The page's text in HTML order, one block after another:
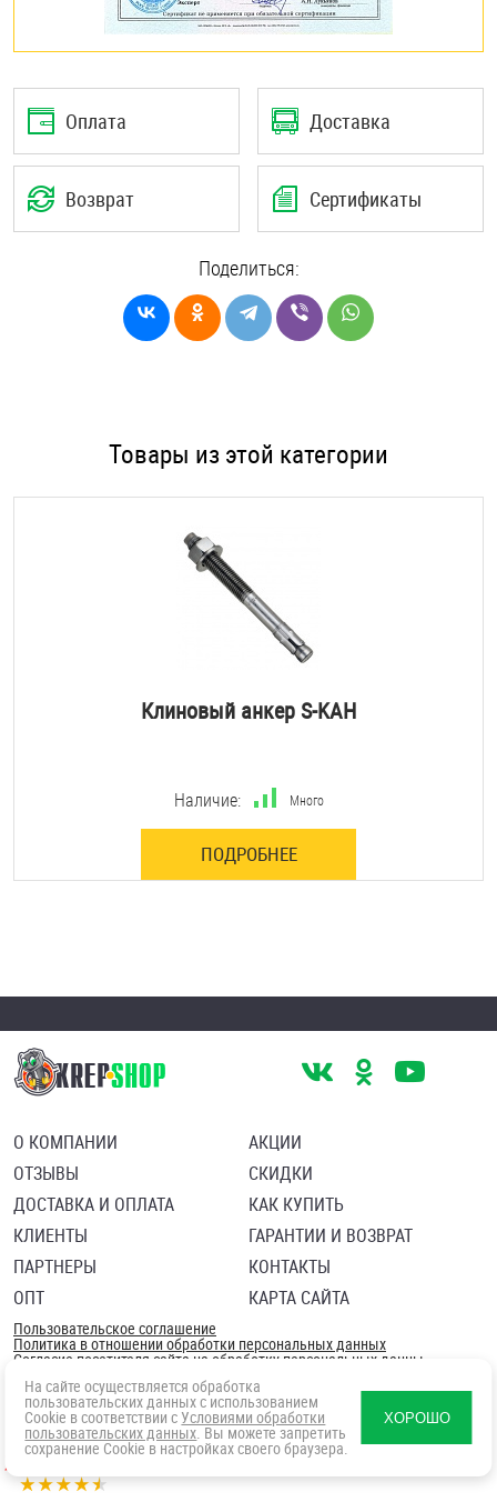
Оплата Доставка
Возврат Сертификаты
Поделиться:
Товары из этой категории
Клиновый анкер S-KAH
Наличие: Много
ПОДРОБНЕЕ
О КОМПАНИИ
ОТЗЫВЫ
ДОСТАВКА И ОПЛАТА
КЛИЕНТЫ
ПАРТНЕРЫ
ОПТ
АКЦИИ
СКИДКИ
КАК КУПИТЬ
ГАРАНТИИ И ВОЗВРАТ
КОНТАКТЫ
КАРТА САЙТА
Пользовательское соглашение
Политика в отношении обработки персональных данных
Согласие посетителя сайта на обработку персональных данны
На сайте осуществляется обработка
пользовательских данных с использованием
Cookie в соответствии с Условиями обработки
пользовательских данных. Вы можете запретить
сохранение Cookie в настройках своего браузера.
ХОРОШО